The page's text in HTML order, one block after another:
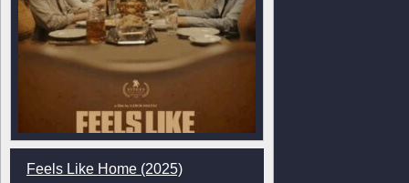
Feels Like Home (2025)